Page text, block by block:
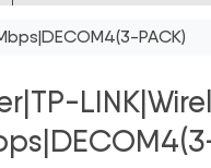
PACK)